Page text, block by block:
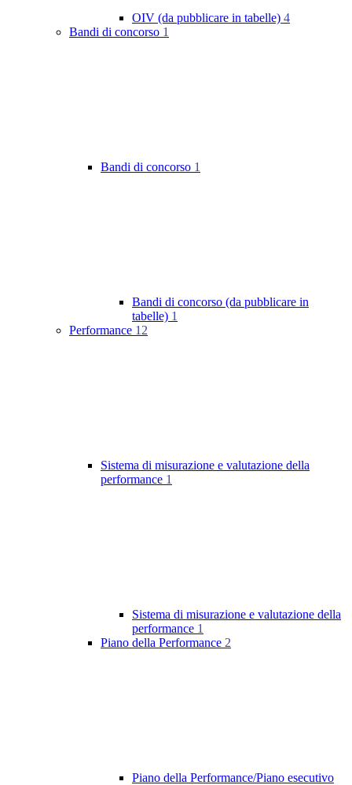
OIV (da pubblicare in tabelle) 4
Bandi di concorso 1
Bandi di concorso 1
Bandi di concorso (da pubblicare in
tabelle) 1
Performance 12
Sistema di misurazione e valutazione della
performance 1
Sistema di misurazione e valutazione della
performance 1
Piano della Performance 2
Piano della Performance/Piano esecutivo